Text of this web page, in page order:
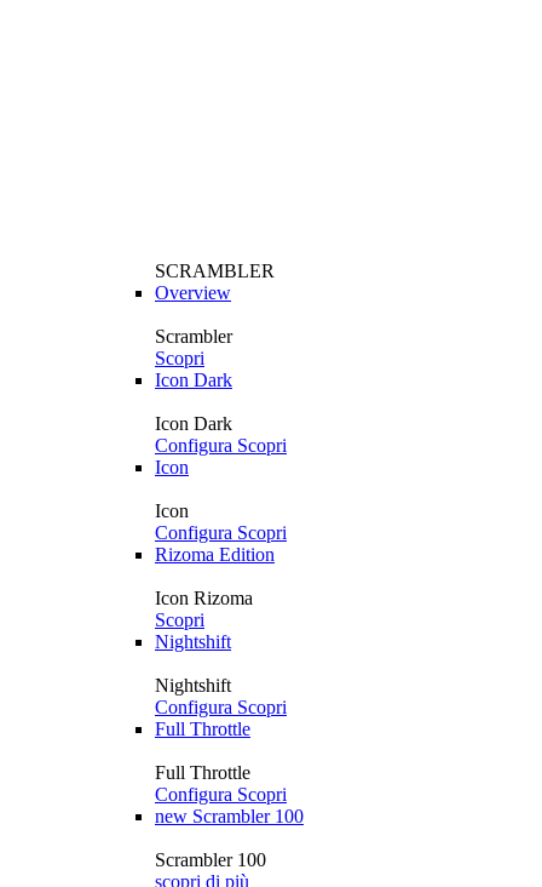
SCRAMBLER
Overview
Scrambler
Scopri
Icon Dark
Icon Dark
Configura Scopri
Icon
Icon
Configura Scopri
Rizoma Edition
Icon Rizoma
Scopri
Nightshift
Nightshift
Configura Scopri
Full Throttle
Full Throttle
Configura Scopri
new Scrambler 100
Scrambler 100
scopri di più